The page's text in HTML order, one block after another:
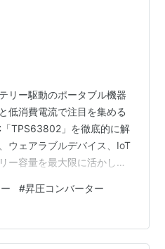
リー駆動のポータブル機器
低消費電流で注目を集める
TPS63802」を徹底的に解
ウェアラブルデバイス、IoT
ー容量を最大限に活かした
ケーション事例、そして設
深掘りしていきます。 なぜ
開発で選ばれるのか？ - 高
#昇圧コンバーター